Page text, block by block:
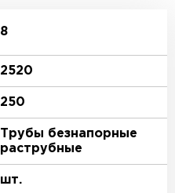
8
2520
250
Трубы безнапорные
раструбные
шт.